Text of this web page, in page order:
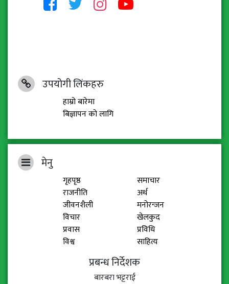
उपयोगी लिंकहरु
हाम्रो बारेमा
बिज्ञापन को लागि
मेनु
गृहपृष्ठ
समाचार
राजनीति
अर्थ
जीवनशैली
मनोरन्जन
विचार
खेलकुद
प्रवास
प्रविधि
विश्व
साहित्य
प्रबन्ध निर्देशक
बारबरा भट्टराई